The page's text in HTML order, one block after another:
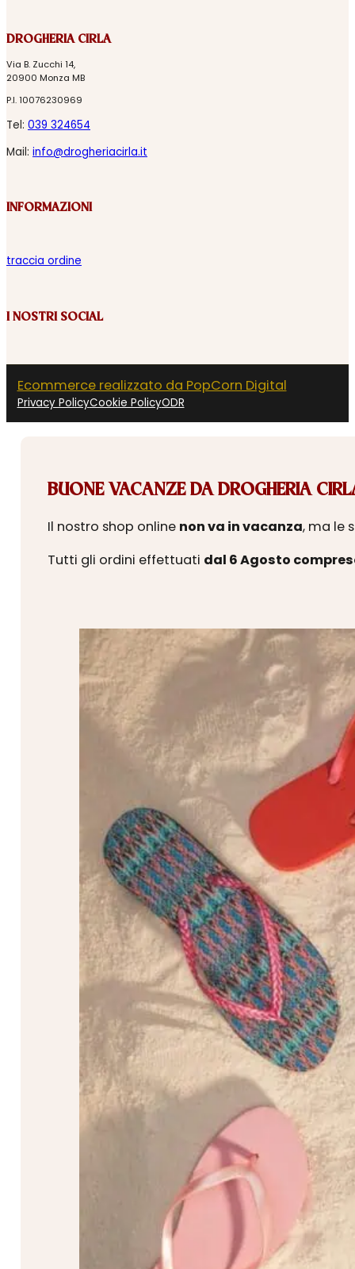
DROGHERIA CIRLA
Via B. Zucchi 14,
20900 Monza MB
P.I. 10076230969
Tel: 039 324654
Mail: info@drogheriacirla.it
INFORMAZIONI
traccia ordine
I NOSTRI SOCIAL
Ecommerce realizzato da PopCorn Digital
Privacy PolicyCookie PolicyODR
BUONE VACANZE DA DROGHERIA
Il nostro shop online non va in vacanza, ma le
Tutti gli ordini effettuati dal 6 Agosto